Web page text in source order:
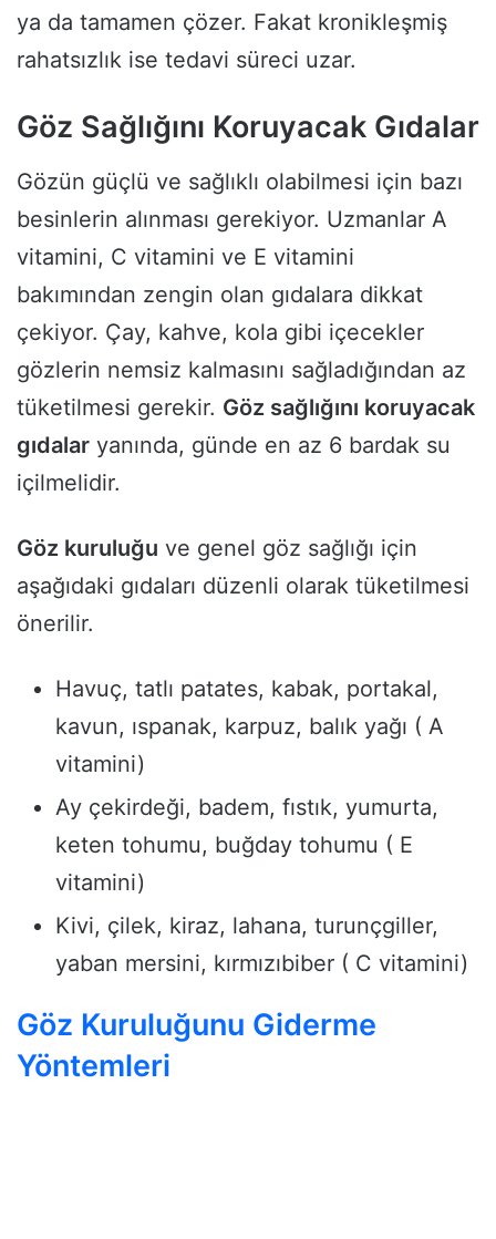
ya da tamamen çözer. Fakat kronikleşmiş
rahatsızlık ise tedavi süreci uzar.
Göz Sağlığını Koruyacak Gıdalar
Gözün güçlü ve sağlıklı olabilmesi için bazı
besinlerin alınması gerekiyor. Uzmanlar A
vitamini, C vitamini ve E vitamini
bakımından zengin olan gıdalara dikkat
çekiyor. Çay, kahve, kola gibi içecekler
gözlerin nemsiz kalmasını sağladığından az
tüketilmesi gerekir. Göz sağlığını koruyacak
gıdalar yanında, günde en az 6 bardak su
içilmelidir.
Göz kuruluğu ve genel göz sağlığı için
aşağıdaki gıdaları düzenli olarak tüketilmesi
önerilir.
Havuç, tatlı patates, kabak, portakal,
kavun, ıspanak, karpuz, balık yağı ( A
vitamini)
Ay çekirdeği, badem, fıstık, yumurta,
keten tohumu, buğday tohumu ( E
vitamini)
Kivi, çilek, kiraz, lahana, turunçgiller,
yaban mersini, kırmızıbiber ( C vitamini)
Göz Kuruluğunu Giderme
Yöntemleri